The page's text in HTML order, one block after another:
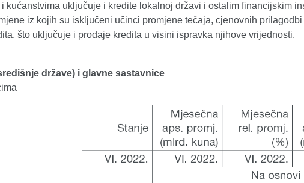
kućanstvima uključuje i kredite lokalnoj državi i ostalim financijskim
iz kojih su isključeni učinci promjene tečaja, cjenovnih
što uključuje i prodaje kredita u visini ispravka njihove vrijednosti.
države) i glavne sastavnice